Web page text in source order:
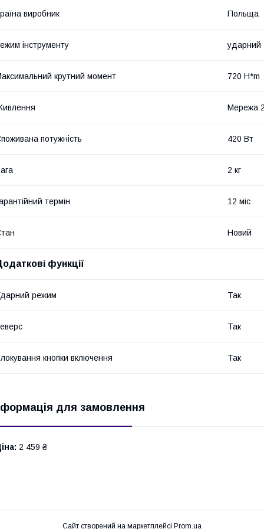
виробник Польща
інструменту ударний
крутний момент 720 H*m
Мережа
потужність 420 Вт
2 кг
термін 12 міс
Новий
функції
режим Так
Так
кнопки включення Так
для замовлення
2 459 ₴
Сайт створений на маркетплейсі Prom.ua